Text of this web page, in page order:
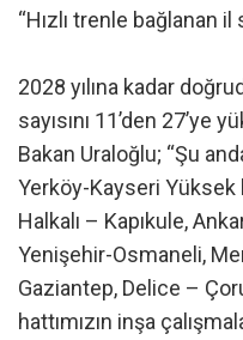
“Hızlı trenle bağlanan il
2028 yılına kadar
sayısını 11’den 27’ye
Bakan Uraloğlu; “Şu
Yerköy-Kayseri Yüksek
Halkalı – Kapıkule,
Yenişehir-Osmaneli,
Gaziantep, Delice –
hattımızın inşa